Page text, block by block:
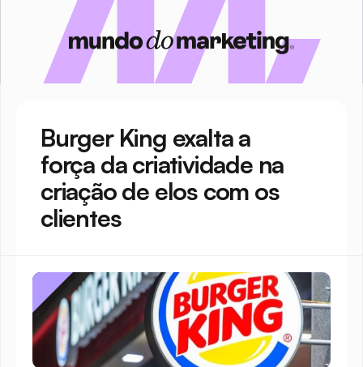
Burger King exalta a
força da criatividade na
criação de elos com os
clientes